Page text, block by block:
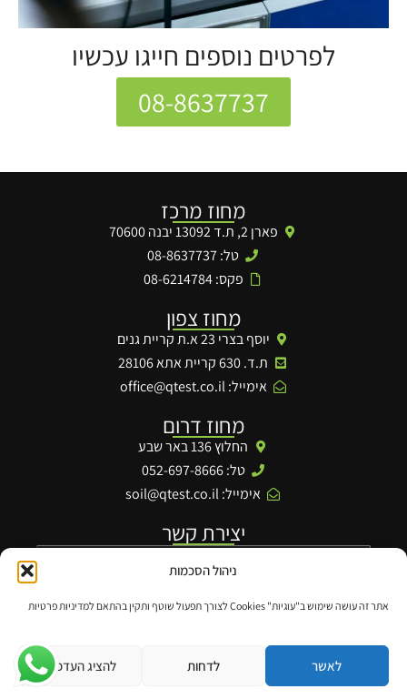
ניהול הסכמות
אתר זה עושה שימוש ב"עוגיות" Cookies לצורך תפעול שוטף ותקין בהתאם למדיניות פרטיות
לאשר לדחות להציג העדפות
לפרטים נוספים חייגו עכשיו
08-8637737
מחוז מרכז
פארן 2, ת.ד 13092 יבנה 70600
טל: 08-8637737
פקס: 08-6214784
מחוז צפון
יוסף בצרי 23 א.ת קריית גנים
ת.ד. 630 קריית אתא 28106
אימייל:office@qtest.co.il
מחוז דרום
החלוץ 136 באר שבע
טל: 052-697-8666
אימייל:soil@qtest.co.il
יצירת קשר